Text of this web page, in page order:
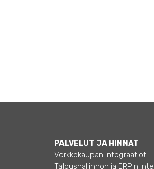
PALVELUT JA HINNAT
Verkkokaupan integraatiot